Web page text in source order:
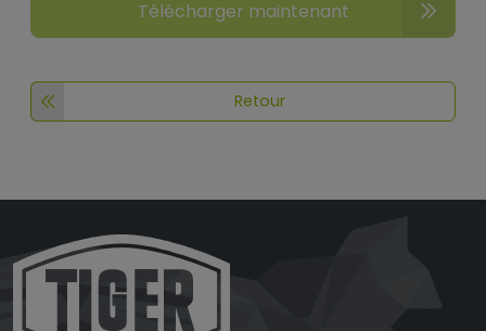
Télécharger maintenant
Retour